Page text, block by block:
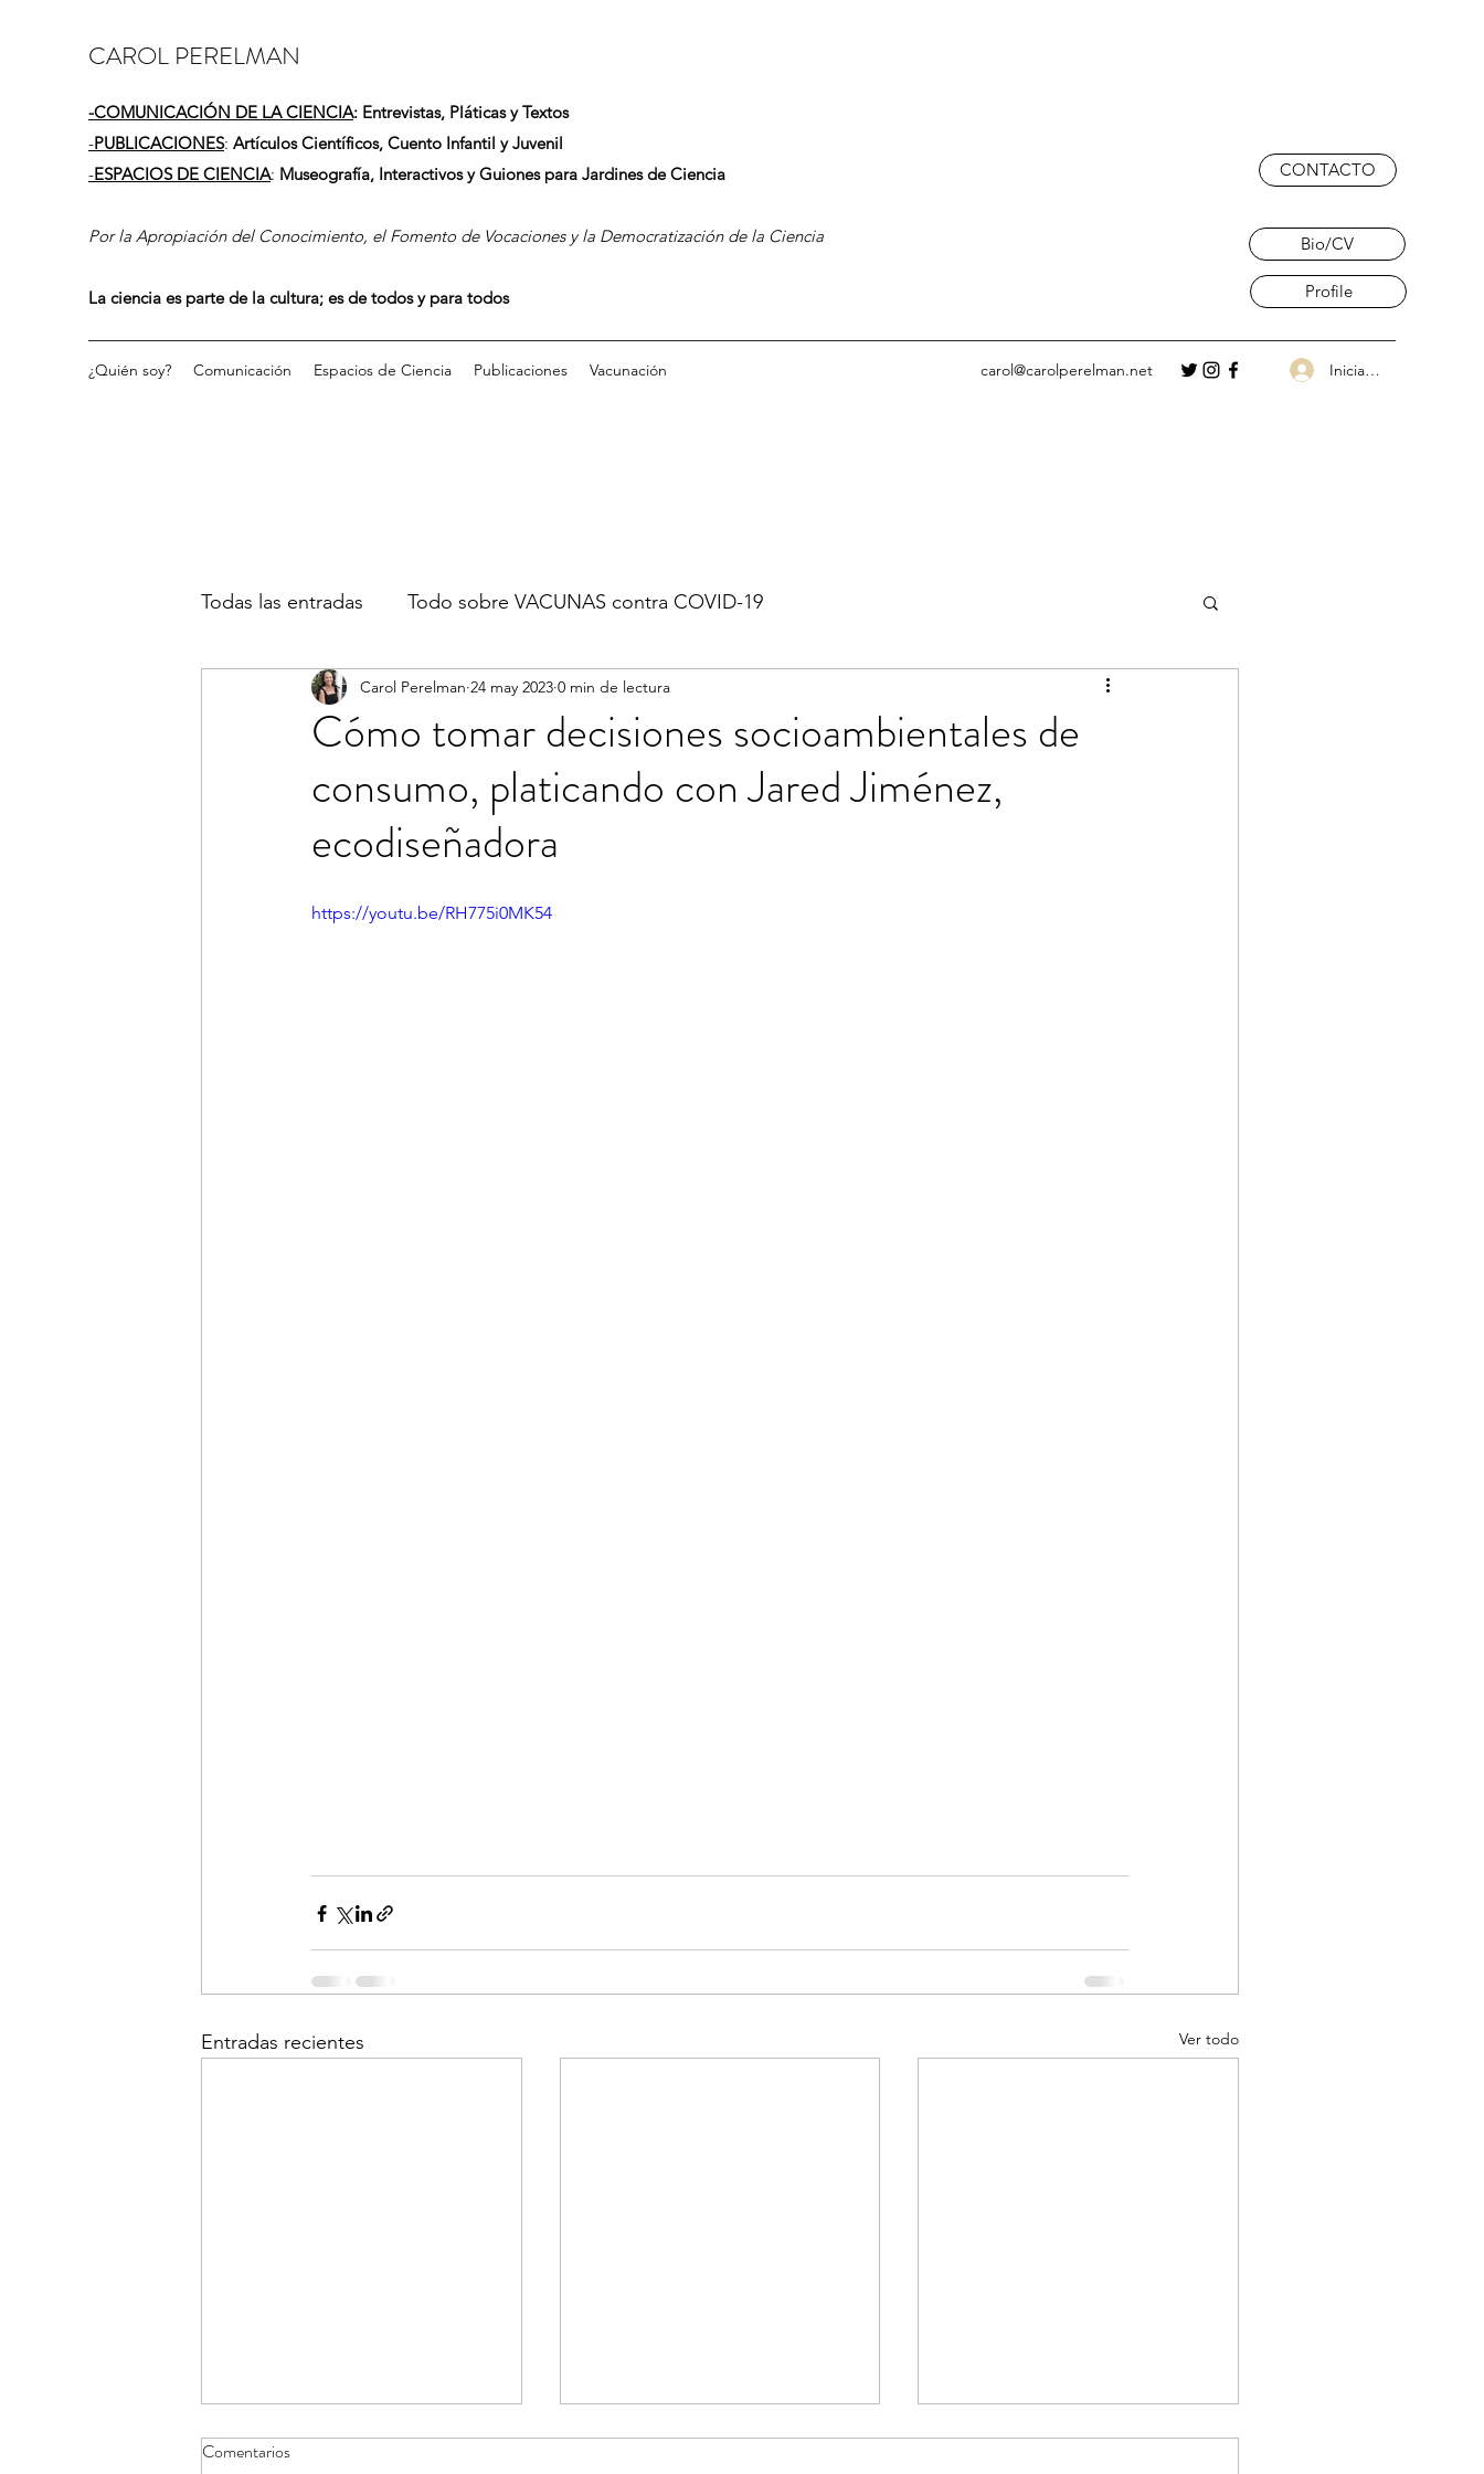
CAROL PERELMAN
-COMUNICACIÓN DE LA CIENCIA: Entrevistas, Pláticas y Textos
-PUBLICACIONES: Artículos Científicos, Cuento Infantil y Juvenil
-ESPACIOS DE CIENCIA: Museografía, Interactivos y Guiones para Jardines de Ciencia
Por la Apropiación del Conocimiento, el Fomento de Vocaciones y la Democratización de la Ciencia
La ciencia es parte de la cultura; es de todos y para todos
CONTACTO
Bio/CV
Profile
¿Quién soy? Comunicación Espacios de Ciencia Publicaciones Vacunación carol@carolperelman.net Iniciar sesión
Todas las entradas Todo sobre VACUNAS contra COVID-19
Cómo tomar decisiones socioambientales de
consumo, platicando con Jared Jiménez,
ecodiseñadora
Carol Perelman 24 may 2023 0 min de lectura
https://youtu.be/RH775i0MK54
Entradas recientes Ver todo
Comentarios